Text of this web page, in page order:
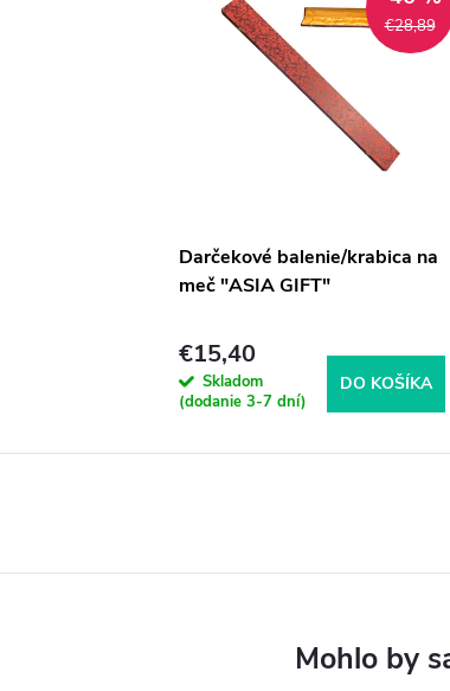
€28,89
Darčekové balenie/krabica na
meč "ASIA GIFT"
€15,40
Skladom
(dodanie 3-7 dní)
DO KOŠÍKA